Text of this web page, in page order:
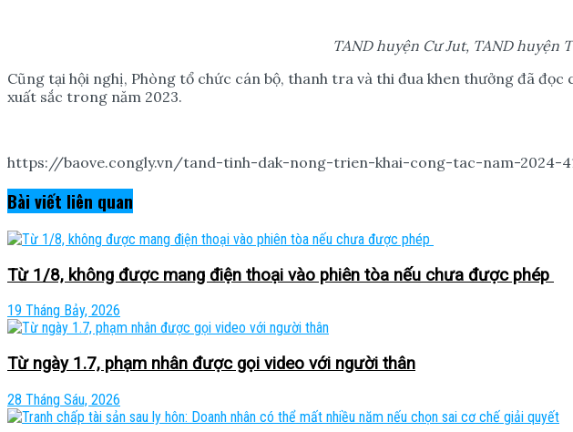
TAND huyện CưJut, TAND huyện
Cũng tại hội nghị, Phòng tổ chức cán bộ, thanh tra và thi đua khen thưởng đã
xuất sắc trong năm 2023.
https://baove.congly.vn/tand-tinh-dak-nong-trien-khai-cong-tac-nam-2024-
Bài viết liên quan
Từ 1/8, không được mang điện thoại vào phiên tòa nếu chưa được phép
19 Tháng Bảy, 2026
Từ ngày 1.7, phạm nhân được gọi video với người thân
28 Tháng Sáu, 2026